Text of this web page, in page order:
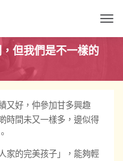
，但我們是不一樣的
又好，仲參加甘多興趣
時間未又一樣多，邊似得
家的完美孩子」，能夠輕